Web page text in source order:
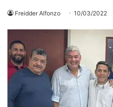
Freidder Alfonzo 10/03/2022